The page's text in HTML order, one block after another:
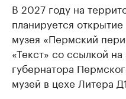
В 2027 году на
планируется
музея «Пермский
«Текст» со ссылкой
губернатора
музей в цехе Литера Д1.